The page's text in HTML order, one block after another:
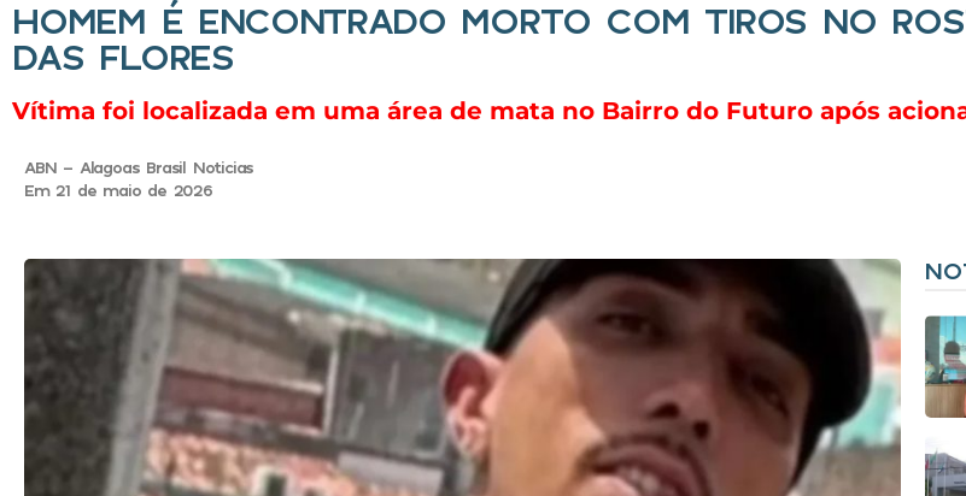
HOMEM É ENCONTRADO MORTO COM TIROS NO
DAS FLORES
Vítima foi localizada em uma área de mata no Bairro do Futuro após
ABN - Alagoas Brasil Noticias
Em 21 de maio de 2026